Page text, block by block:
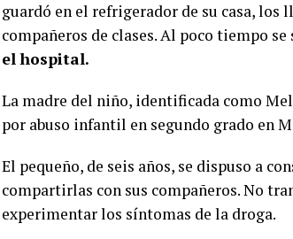
guardó en el refrigerador de su casa, los
compañeros de clases. Al poco tiempo
el hospital.
La madre del niño, identificada como
por abuso infantil en segundo grado en
El pequeño, de seis años, se dispuso a
compartirlas con sus compañeros. No
experimentar los síntomas de la droga.